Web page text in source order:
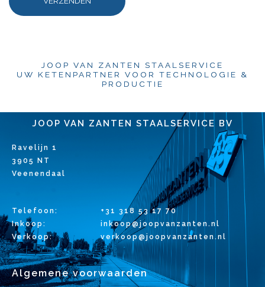
JOOP VAN ZANTEN STAALSERVICE
UW KETENPARTNER VOOR TECHNOLOGIE &
PRODUCTIE
JOOP VAN ZANTEN STAALSERVICE BV
Ravelijn 1
3905 NT
Veenendaal
Telefoon:
Inkoop:
Verkoop:
+31 318 53 17 70
inkoop@joopvanzanten.nl
verkoop@joopvanzanten.nl
Algemene voorwaarden